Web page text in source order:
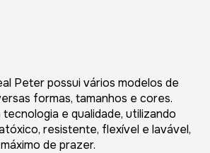
Peter possui vários modelos de
formas, tamanhos e cores.
e qualidade, utilizando
resistente, flexível e lavável,
de prazer.